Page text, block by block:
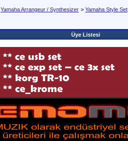
Yamaha Arrangeur / Synthesizer > Yamaha Style Set
Üye Listesi